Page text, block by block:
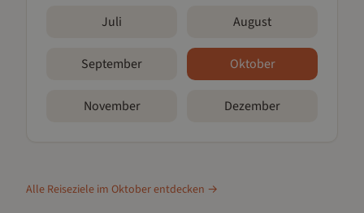
Juli August
September Oktober
November Dezember
Alle Reiseziele im Oktoberentdecken →